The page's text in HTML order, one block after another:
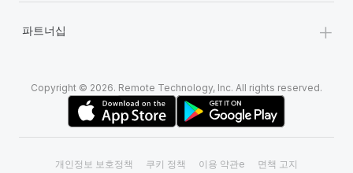
파트너십 +
Copyright © 2026. Remote Technology, Inc. All rights reserved.
개인정보 보호정책 쿠키 정책 이용 약관e 면책 고지